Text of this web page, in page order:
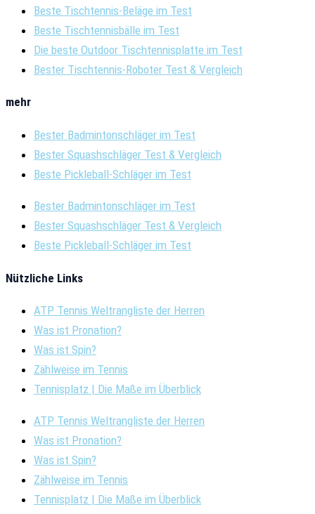
Beste Tischtennis-Beläge im Test
Beste Tischtennisbälle im Test
Die beste Outdoor Tischtennisplatte im Test
Bester Tischtennis-Roboter Test & Vergleich
mehr
Bester Badmintonschläger im Test
Bester Squashschläger Test & Vergleich
Beste Pickleball-Schläger im Test
Bester Badmintonschläger im Test
Bester Squashschläger Test & Vergleich
Beste Pickleball-Schläger im Test
Nützliche Links
ATP Tennis Weltrangliste der Herren
Was ist Pronation?
Was ist Spin?
Zählweise im Tennis
Tennisplatz | Die Maße im Überblick
ATP Tennis Weltrangliste der Herren
Was ist Pronation?
Was ist Spin?
Zählweise im Tennis
Tennisplatz | Die Maße im Überblick